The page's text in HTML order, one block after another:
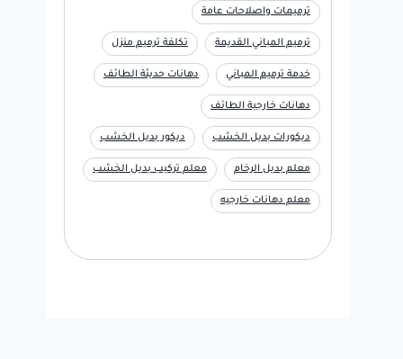
ترميمات واصلاحات عامة
ترميم المباني القديمة تكلفة ترميم منزل
خدمة ترميم المباني دهانات حديثة الطائف
دهانات خارجية الطائف
ديكورات بديل الخشب ديكور بديل الخشب
معلم بديل الرخام معلم تركيب بديل الخشب
معلم دهانات خارجيه